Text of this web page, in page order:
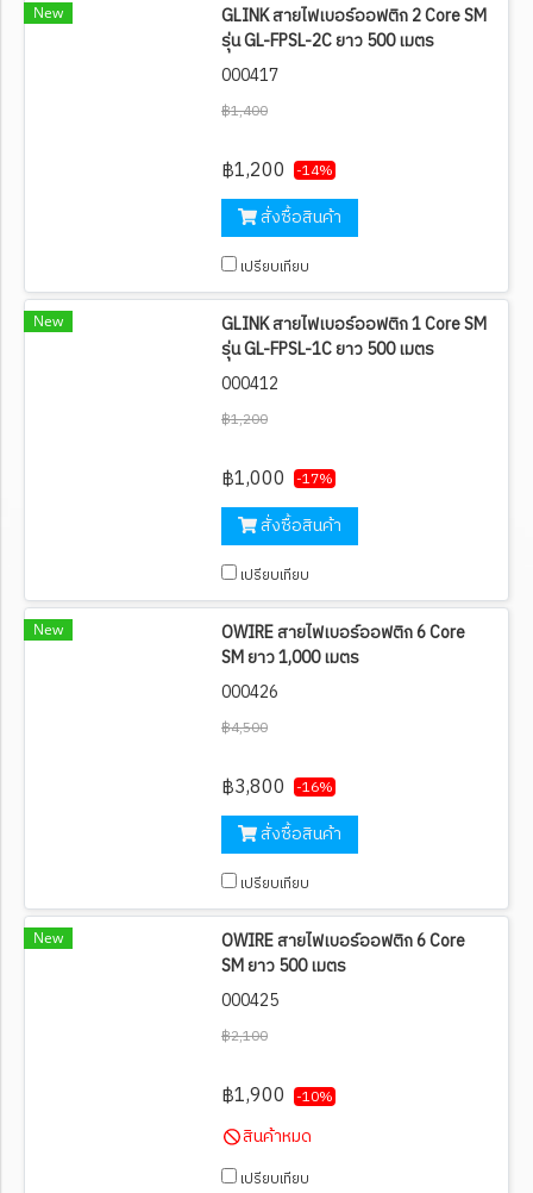
New
GLINK สายไฟเบอร์ออฟติก 2 Core SM
รุ่น GL-FPSL-2C ยาว 500 เมตร
000417
฿1,400
฿1,200 -14%
สั่งซื้อสินค้า
เปรียบเทียบ
New
GLINK สายไฟเบอร์ออฟติก 1 Core SM
รุ่น GL-FPSL-1C ยาว 500 เมตร
000412
฿1,200
฿1,000 -17%
สั่งซื้อสินค้า
เปรียบเทียบ
New
OWIRE สายไฟเบอร์ออฟติก 6 Core
SM ยาว 1,000 เมตร
000426
฿4,500
฿3,800 -16%
สั่งซื้อสินค้า
เปรียบเทียบ
New
OWIRE สายไฟเบอร์ออฟติก 6 Core
SM ยาว 500 เมตร
000425
฿2,100
฿1,900 -10%
สินค้าหมด
เปรียบเทียบ